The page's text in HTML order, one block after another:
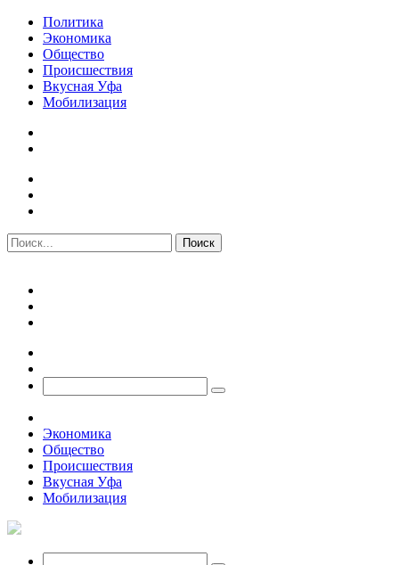
Политика
Экономика
Общество
Происшествия
Вкусная Уфа
Мобилизация
Экономика
Общество
Происшествия
Вкусная Уфа
Мобилизация